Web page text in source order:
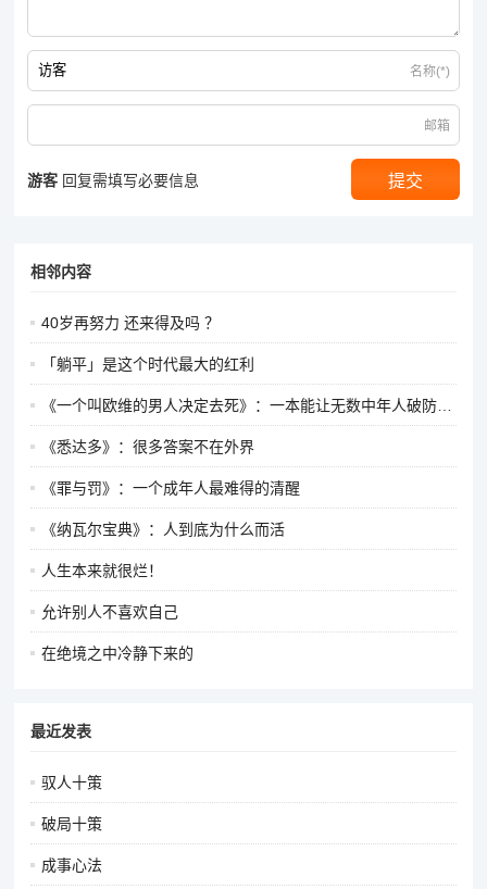
名称(*)
邮箱
游客 回复需填写必要信息
相邻内容
40岁再努力 还来得及吗 ？
「躺平」是这个时代最大的红利
《一个叫欧维的男人决定去死》：一本能让无数中年人破防的书
《悉达多》：很多答案不在外界
《罪与罚》：一个成年人最难得的清醒
《纳瓦尔宝典》：人到底为什么而活
人生本来就很烂！
允许别人不喜欢自己
在绝境之中冷静下来的
最近发表
驭人十策
破局十策
成事心法